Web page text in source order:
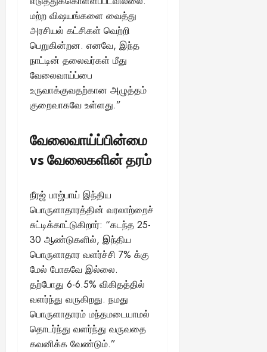
மற்ற விஷயங்களை வைத்து
அரசியல் கட்சிகள் வெற்றி
பெறுகின்றன. எனவே, இந்த
நாட்டின் தலைவர்கள் மீது
வேலைவாய்ப்பை
உருவாக்குவதற்கான அழுத்தம்
குறைவாகவே உள்ளது.”
வேலைவாய்ப்பின்மை
vs வேலைகளின் தரம்
நீரஜ் பாஜ்பாய் இந்திய
பொருளாதாரத்தின் வரலாற்றைச்
சுட்டிக்காட்டுகிறார்: “கடந்த 25-
30 ஆண்டுகளில், இந்திய
பொருளாதார வளர்ச்சி 7% க்கு
மேல் போகவே இல்லை.
தற்போது 6-6.5% விகிதத்தில்
வளர்ந்து வருகிறது. நமது
பொருளாதாரம் மந்தமடையாமல்
தொடர்ந்து வளர்ந்து வருவதை
கவனிக்க வேண்டும்.”